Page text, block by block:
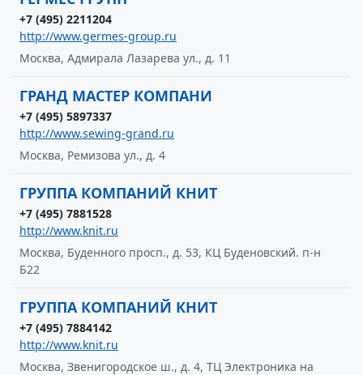
+7 (495) 2211204
http://www.germes-group.ru
Москва, Адмирала Лазарева ул., д. 11
ГРАНД МАСТЕР КОМПАНИ
+7 (495) 5897337
http://www.sewing-grand.ru
Москва, Ремизова ул., д. 4
ГРУППА КОМПАНИЙ КНИТ
+7 (495) 7881528
http://www.knit.ru
Москва, Буденного просп., д. 53, КЦ Буденовский. п-н
Б22
ГРУППА КОМПАНИЙ КНИТ
+7 (495) 7884142
http://www.knit.ru
Москва, Звенигородское ш., д. 4, ТЦ Электроника на